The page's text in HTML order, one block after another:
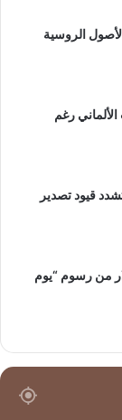
الروسية
رغم
قيود تصدير
مليار دولار من رسوم “يوم